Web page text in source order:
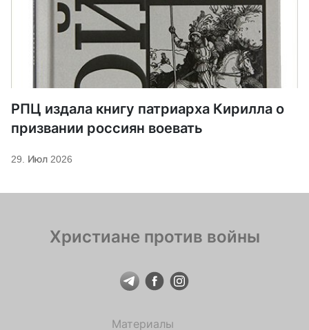
РПЦ издала книгу патриарха Кирилла о
призвании россиян воевать
29. Июл 2026
Христиане против войны
Материалы